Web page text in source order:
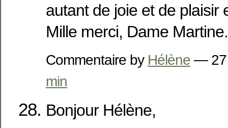
autant de joie et de
Mille merci, Dame Martine.
Commentaire by Hélène — 27
min
Bonjour Hélène,